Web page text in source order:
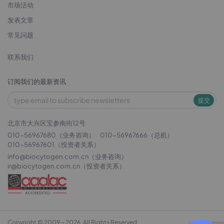
市场活动
发表文章
常见问题
联系我们
订阅我们的最新资讯
提交
北京市大兴区宝参南街12号
010-56967680（业务咨询）
010-56967666（总机）
010-56967601（投资者关系）
info@biocytogen.com.cn （业务咨询）
ir@biocytogen.com.cn （投资者关系）
Copyright © 2009 ~ 2026. All Rights Reserved